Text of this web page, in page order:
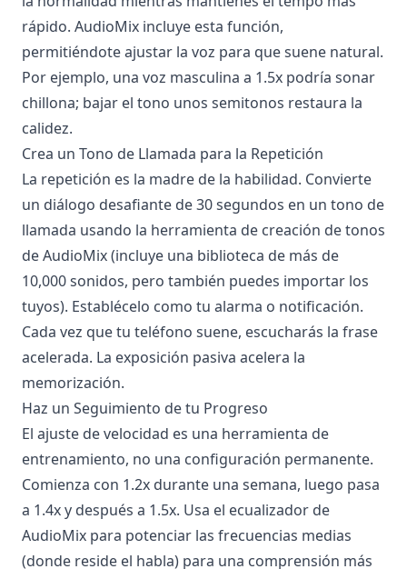
rápido. AudioMix incluye esta función,
permitiéndote ajustar la voz para que suene natural.
Por ejemplo, una voz masculina a 1.5x podría sonar
chillona; bajar el tono unos semitonos restaura la
calidez.
Crea un Tono de Llamada para la Repetición
La repetición es la madre de la habilidad. Convierte
un diálogo desafiante de 30 segundos en un tono de
llamada usando la herramienta de creación de tonos
de AudioMix (incluye una biblioteca de más de
10,000 sonidos, pero también puedes importar los
tuyos). Establécelo como tu alarma o notificación.
Cada vez que tu teléfono suene, escucharás la frase
acelerada. La exposición pasiva acelera la
memorización.
Haz un Seguimiento de tu Progreso
El ajuste de velocidad es una herramienta de
entrenamiento, no una configuración permanente.
Comienza con 1.2x durante una semana, luego pasa
a 1.4x y después a 1.5x. Usa el ecualizador de
AudioMix para potenciar las frecuencias medias
(donde reside el habla) para una comprensión más